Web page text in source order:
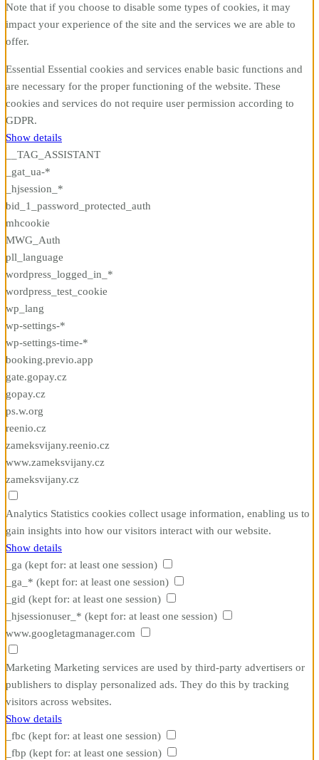
Note that if you choose to disable some types of cookies, it may
impact your experience of the site and the services we are able to
offer.
Essential Essential cookies and services enable basic functions and
are necessary for the proper functioning of the website. These
cookies and services do not require user permission according to
GDPR.
Show details
__TAG_ASSISTANT
_gat_ua-*
_hjsession_*
bid_1_password_protected_auth
mhcookie
MWG_Auth
pll_language
wordpress_logged_in_*
wordpress_test_cookie
wp_lang
wp-settings-*
wp-settings-time-*
booking.previo.app
gate.gopay.cz
gopay.cz
ps.w.org
reenio.cz
zameksvijany.reenio.cz
www.zameksvijany.cz
zameksvijany.cz
Analytics Statistics cookies collect usage information, enabling us to
gain insights into how our visitors interact with our website.
Show details
_ga (kept for: at least one session)
_ga_* (kept for: at least one session)
_gid (kept for: at least one session)
_hjsessionuser_* (kept for: at least one session)
www.googletagmanager.com
Marketing Marketing services are used by third-party advertisers or
publishers to display personalized ads. They do this by tracking
visitors across websites.
Show details
_fbc (kept for: at least one session)
_fbp (kept for: at least one session)